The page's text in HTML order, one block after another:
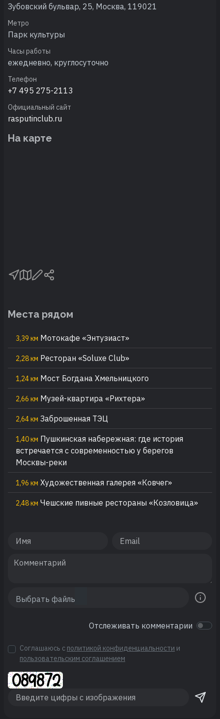
Зубовский бульвар, 25, Москва, 119021
Метро
Парк культуры
Часы работы
ежедневно, круглосуточно
Телефон
+7 495 275-2113
Официальный сайт
rasputinclub.ru
На карте
Места рядом
3,39 км Мотокафе «Энтузиаст»
2,28 км Ресторан «Soluxe Club»
1,24 км Мост Богдана Хмельницкого
2,66 км Музей-квартира «Рихтера»
2,64 км Заброшенная ТЭЦ
1,40 км Пушкинская набережная: где история
встречается с современностью у берегов
Москвы-реки
1,96 км Художественная галерея «Ковчег»
2,48 км Чешские пивные рестораны «Козловица»
Отслеживать комментарии
Соглашаюсь с политикой конфиденциальности и
пользовательским соглашением